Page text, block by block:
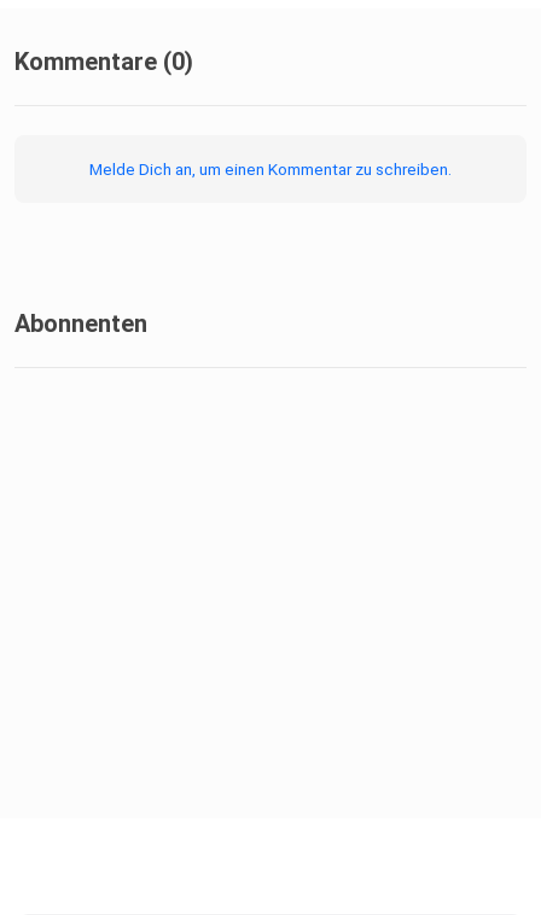
Kommentare (0)
Melde Dich an, um einen Kommentar zu schreiben.
Abonnenten